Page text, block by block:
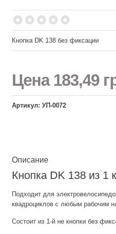
Кнопка DK 138 без фиксации
Цена 183,49
Артикул: УП-0072
Описание
Кнопка DK 138 из 1
Подходит для
квадроциклов с любым рабочим
Состоит из 1-й не кнопки без